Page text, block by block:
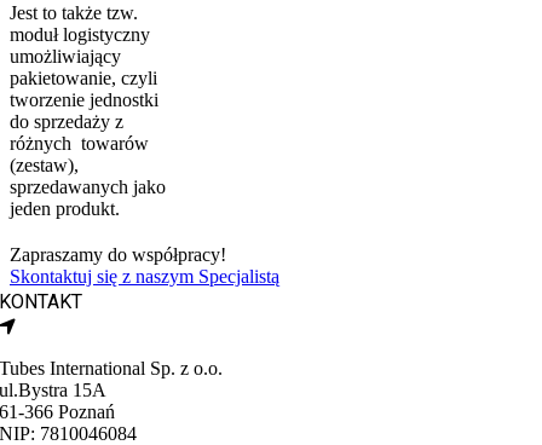
Jest to także tzw.
moduł logistyczny
umożliwiający
pakietowanie, czyli
tworzenie jednostki
do sprzedaży z
różnych towarów
(zestaw),
sprzedawanych jako
jeden produkt.
Zapraszamy do współpracy!
Skontaktuj się z naszym Specjalistą
KONTAKT
Tubes International Sp. z o.o.
ul.Bystra 15A
61-366 Poznań
NIP: 7810046084